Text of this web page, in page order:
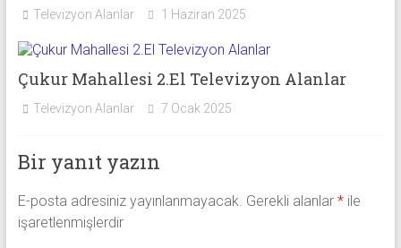
Televizyon Alanlar 1 Haziran 2025
Çukur Mahallesi 2.El Televizyon Alanlar
Televizyon Alanlar 7 Ocak 2025
Bir yanıt yazın
E-posta adresiniz yayınlanmayacak. Gerekli alanlar *ile
işaretlenmişlerdir